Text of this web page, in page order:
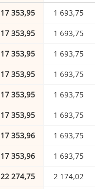
17 353,95 1 693,75
17 353,95 1 693,75
17 353,95 1 693,75
17 353,95 1 693,75
17 353,95 1 693,75
17 353,95 1 693,75
17 353,96 1 693,75
17 353,96 1 693,75
22 274,75 2 174,02